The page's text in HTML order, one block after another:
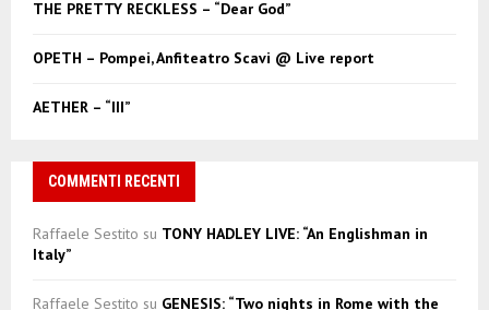
THE PRETTY RECKLESS – “Dear God”
OPETH – Pompei, Anfiteatro Scavi @ Live report
AETHER – “III”
COMMENTI RECENTI
Raffaele Sestito su TONY HADLEY LIVE: “An Englishman in
Italy”
Raffaele Sestito su GENESIS: “Two nights in Rome with the